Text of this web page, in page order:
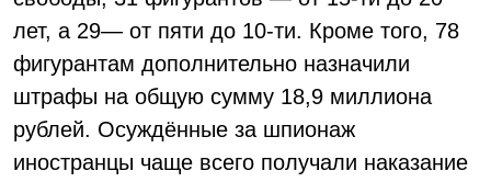
лет, а 29— от пяти до 10-ти. Кроме того, 78
фигурантам дополнительно назначили
штрафы на общую сумму 18,9 миллиона
рублей. Осуждённые за шпионаж
иностранцы чаще всего получали наказание